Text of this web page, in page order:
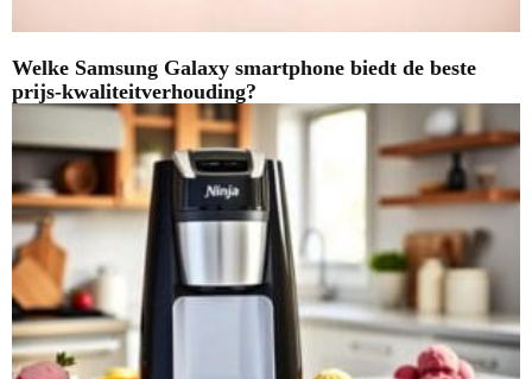
Welke Samsung Galaxy smartphone biedt de beste
prijs-kwaliteitverhouding?